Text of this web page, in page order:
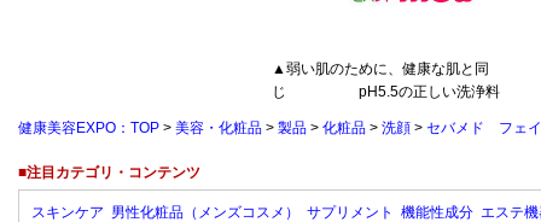
▲弱い肌のために、健康な肌と同
じ pH5.5の正しい洗浄料
健康美容EXPO：TOP > 美容・化粧品 > 製品 > 化粧品 > 洗顔 > セバメド フェ
■注目カテゴリ・コンテンツ
スキンケア 男性化粧品（メンズコスメ） サプリメント 機能性成分 エステ